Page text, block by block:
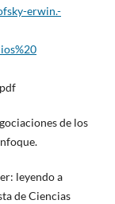
erwin.-
de los
leyendo a
de Ciencias